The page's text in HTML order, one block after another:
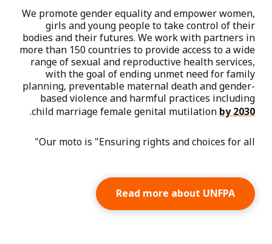
We promote gender equality and empower women,
girls and young people to take control of their
bodies and their futures. We work with partners in
more than 150 countries to provide access to a wide
range of sexual and reproductive health services,
with the goal of ending unmet need for family
planning, preventable maternal death and gender-
based violence and harmful practices including
child marriage female genital mutilationby 2030
.
Our moto is "Ensuring rights and choices for all"
Read more about UNFPA